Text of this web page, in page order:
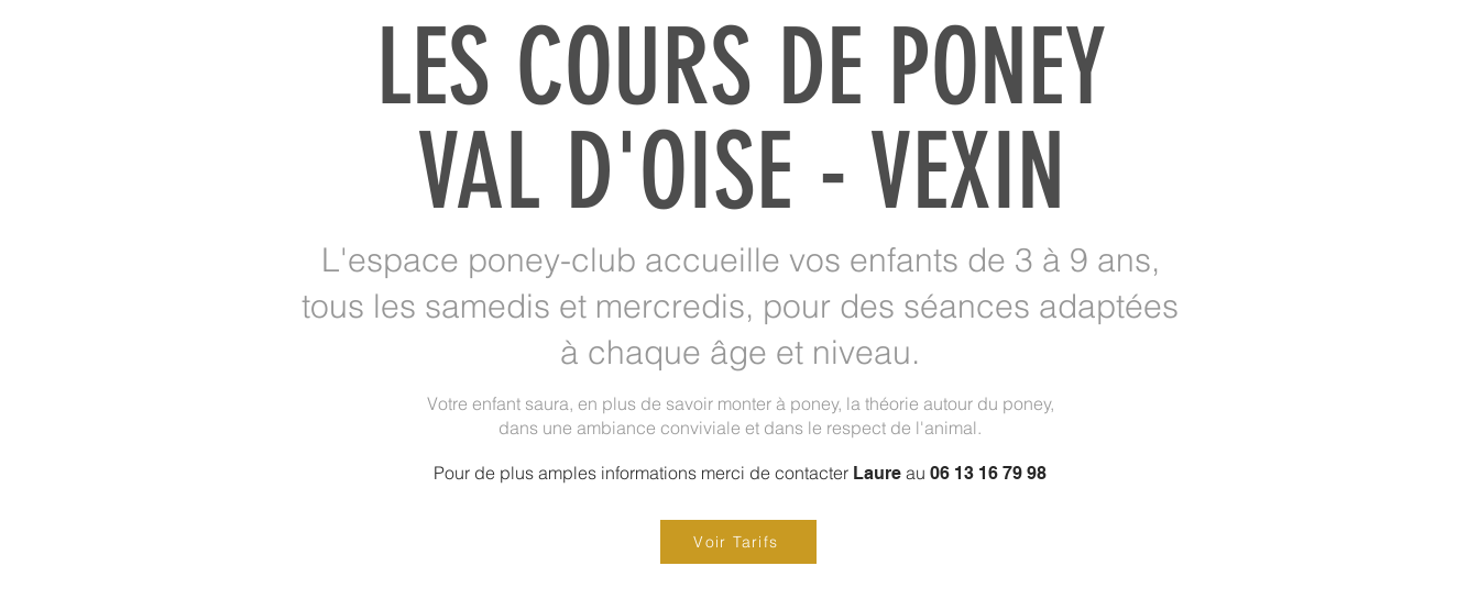
LES COURS DE PONEY
VAL D'OISE - VEXIN
L'espace poney-club accueille vos enfants de 3 à 9 ans,
tous les samedis et mercredis, pour des séances adaptées
à chaque âge et niveau.
Votre enfant saura, en plus de savoir monter à poney, la théorie autour du poney,
dans une ambiance conviviale et dans le respect de l'animal.
Pour de plus amples informations merci de contacter Laure au 06 13 16 79 98
Voir Tarifs